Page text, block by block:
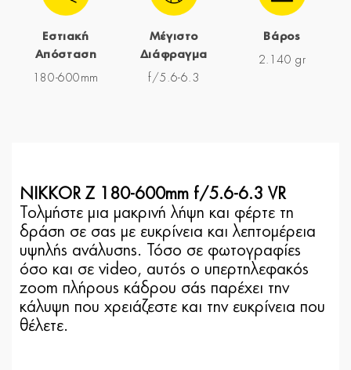
Εστιακή
Απόσταση
180-600mm
Μέγιστο
Διάφραγμα
f/5.6-6.3
Βάρος
2.140 gr
NIKKOR Z 180-600mm f/5.6-6.3 VR
Τολμήστε μια μακρινή λήψη και φέρτε τη
δράση σε σας με ευκρίνεια και λεπτομέρεια
υψηλής ανάλυσης. Τόσο σε φωτογραφίες
όσο και σε video, αυτός ο υπερτηλεφακός
zoom πλήρους κάδρου σάς παρέχει την
κάλυψη που χρειάζεστε και την ευκρίνεια που
θέλετε.